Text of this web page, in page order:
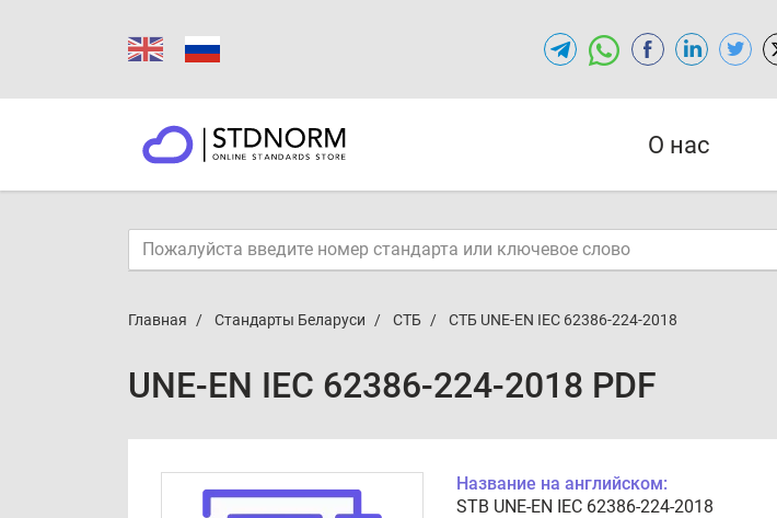
О нас
Главная Стандарты Беларуси СТБ СТБ UNE-EN IEC 62386-224-2018
UNE-EN IEC 62386-224-2018 PDF
Название на английском:
STB UNE-EN IEC 62386-224-2018